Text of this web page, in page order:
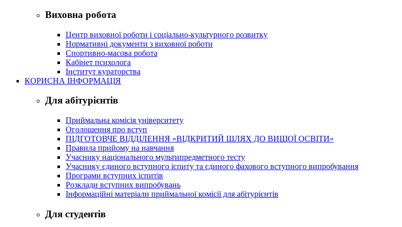
Виховна робота
Центр виховної роботи і соціально-культурного розвитку
Нормативні документи з виховної роботи
Спортивно-масова робота
Кабінет психолога
Інститут кураторства
КОРИСНА ІНФОРМАЦІЯ
Для абітурієнтів
Приймальна комісія університету
Оголошення про вступ
ПІДГОТОВЧЕ ВІДДІЛЕННЯ «ВІДКРИТИЙ ШЛЯХ ДО ВИЩОЇ ОСВІТИ»
Правила прийому на навчання
Учаснику національного мультипредметного тесту
Учаснику єдиного вступного іспиту та єдиного фахового вступного випробування
Програми вступних іспитів
Розклади вступних випробувань
Інформаційні матеріали приймальної комісії для абітурієнтів
Для студентів